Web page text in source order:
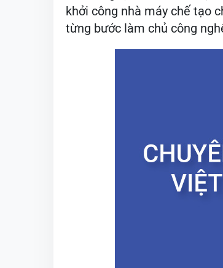
khởi công nhà máy chế tạo
từng bước làm chủ công